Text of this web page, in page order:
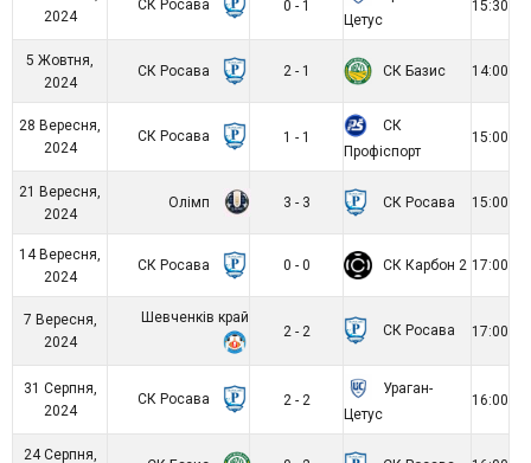
2024
СК Росава 0 - 1
Цетус
15:30
5 Жовтня,
2024
СК Росава 2 - 1 СК Базис 14:00
28 Вересня,
2024
СК Росава 1 - 1
СК
Профіспорт
15:00
21 Вересня,
2024
Олімп 3 - 3 СК Росава 15:00
14 Вересня,
2024
СК Росава 0 - 0 СК Карбон 2 17:00
7 Вересня,
2024
Шевченків край
2 - 2
СК Росава 17:00
31 Серпня,
2024
СК Росава 2 - 2
Ураган-
Цетус
16:00
24 Серпня,